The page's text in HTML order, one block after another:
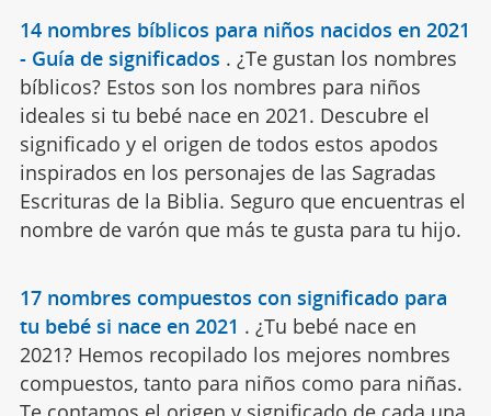
14 nombres bíblicos para niños nacidos en 2021
- Guía de significados . ¿Te gustan los nombres
bíblicos? Estos son los nombres para niños
ideales si tu bebé nace en 2021. Descubre el
significado y el origen de todos estos apodos
inspirados en los personajes de las Sagradas
Escrituras de la Biblia. Seguro que encuentras el
nombre de varón que más te gusta para tu hijo.
17 nombres compuestos con significado para
tu bebé si nace en 2021 . ¿Tu bebé nace en
2021? Hemos recopilado los mejores nombres
compuestos, tanto para niños como para niñas.